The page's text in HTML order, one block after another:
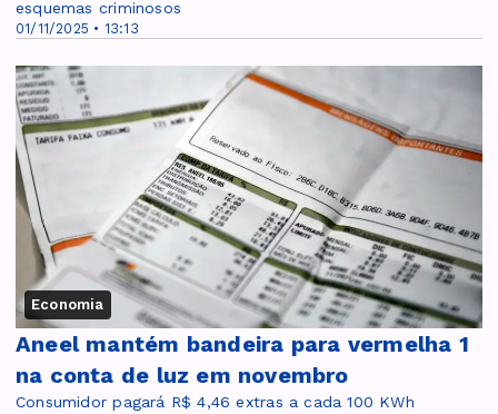
01/11/2025 • 13:13
esquemas criminosos
Economia
Aneel mantém bandeira para vermelha 1
na conta de luz em novembro
Consumidor pagará R$ 4,46 extras a cada 100 KWh